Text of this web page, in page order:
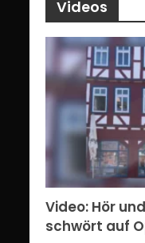
Videos
Video: Hör
schwört auf